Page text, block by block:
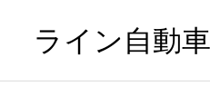
ライン自動